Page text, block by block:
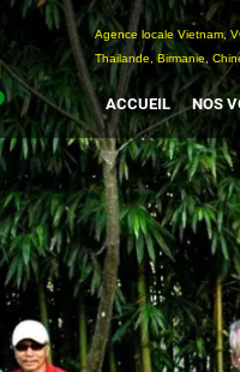
Agence locale Vietnam,
Thailande, Birmanie,
ACCUEIL NOS